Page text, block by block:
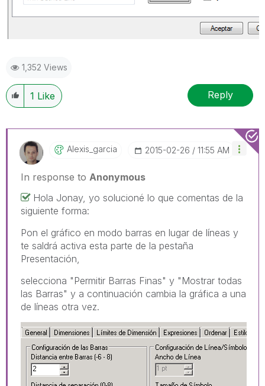
1,352 Views
1 Like Reply
Alexis_garcia ‎2015-02-26 11:55 AM
In response to Anonymous
Hola Jonay, yo solucioné lo que comentas de la
siguiente forma:
Pon el gráfico en modo barras en lugar de líneas y
te saldrá activa esta parte de la pestaña
Presentación,
selecciona "Permitir Barras Finas" y "Mostrar todas
las Barras" y a continuación cambia la gráfica a una
de líneas otra vez.